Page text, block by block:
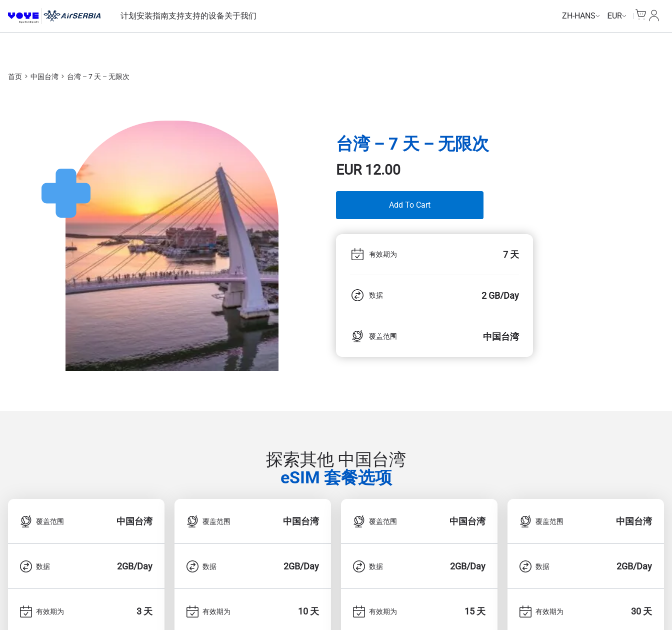
计划安装指南支持支持的设备关于我们 ZH-HANS EUR
我的
首页 中国台湾 台湾 – 7 天 – 无限次
台湾 – 7 天 – 无限次
EUR12.00
Add To Cart
有效期为 7 天
数据 2 GB/Day
覆盖范围 中国台湾
探索其他 中国台湾
eSIM 套餐选项
覆盖范围 中国台湾
数据 2GB/Day
有效期为 3 天
覆盖范围 中国台湾
数据 2GB/Day
有效期为 10 天
覆盖范围 中国台湾
数据 2GB/Day
有效期为 15 天
覆盖范围 中国台湾
数据 2GB/Day
有效期为 30 天